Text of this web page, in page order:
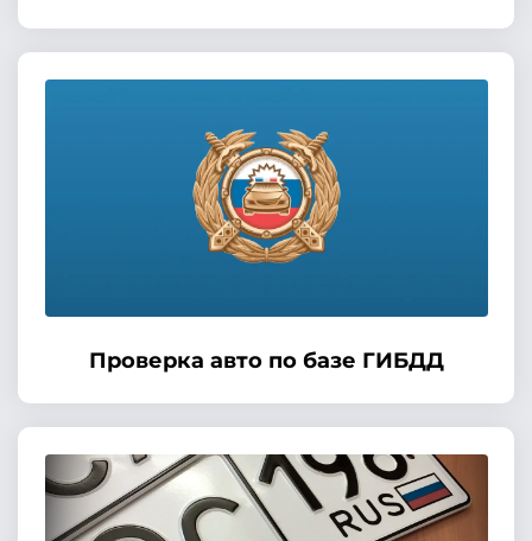
Проверка авто по базе ГИБДД